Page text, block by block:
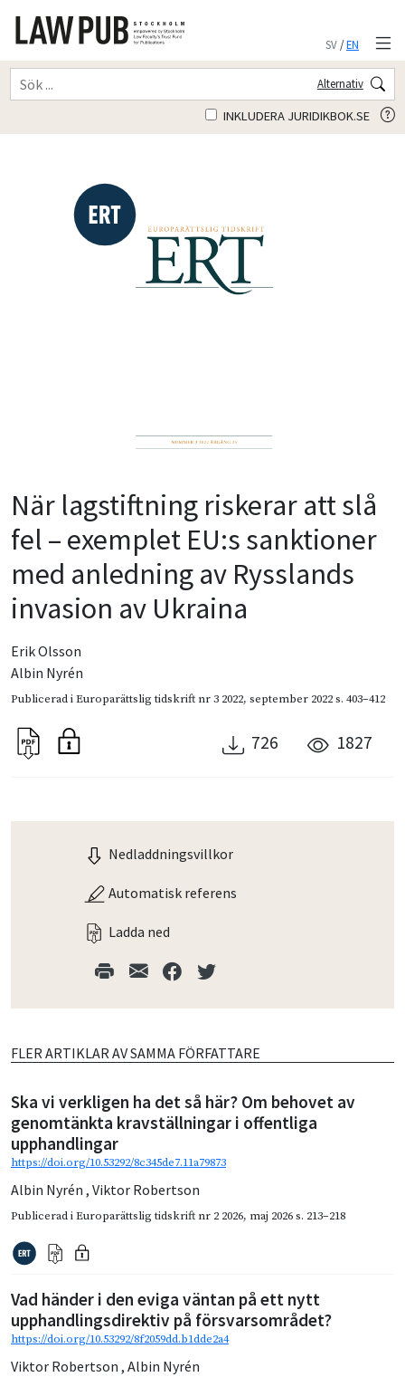
SV/EN
Alternativ
INKLUDERA JURIDIKBOK.SE
När lagstiftning riskerar att slå
fel – exemplet EU:s sanktioner
med anledning av Rysslands
invasion av Ukraina
Erik Olsson
Albin Nyrén
Publicerad iEuroparättslig tidskrift nr 3 2022, september 2022s. 403–412
726 1827
Nedladdningsvillkor
Automatisk referens
Ladda ned
FLER ARTIKLAR AV SAMMA FÖRFATTARE
Ska vi verkligen ha det så här? Om behovet av
genomtänkta kravställningar i offentliga
upphandlingar
https://doi.org/10.53292/8c345de7.11a79873
Albin Nyrén , Viktor Robertson
Publicerad iEuroparättslig tidskrift nr 2 2026, maj 2026s. 213–218
Vad händer i den eviga väntan på ett nytt
upphandlingsdirektiv på försvarsområdet?
https://doi.org/10.53292/8f2059dd.b1dde2a4
Viktor Robertson , Albin Nyrén